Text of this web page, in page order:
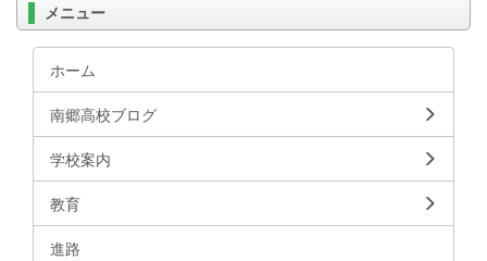
メニュー
ホーム
南郷高校ブログ
学校案内
教育
進路